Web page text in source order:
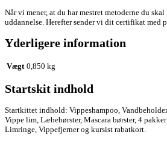
Når vi mener, at du har mestret metoderne du
uddannelse. Herefter sender vi dit certifikat med
Yderligere information
Vægt 0,850 kg
Startskit indhold
Startkittet indhold: Vippeshampoo,
Vippe lim, Læbebørster, Mascara børster, 4
Limringe, Vippefjerner og kursist rabatkort.